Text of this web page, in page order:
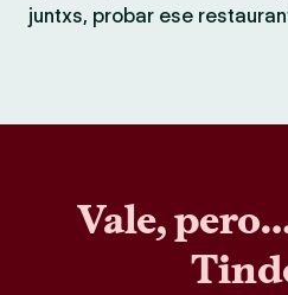
juntxs, probar ese
Vale,